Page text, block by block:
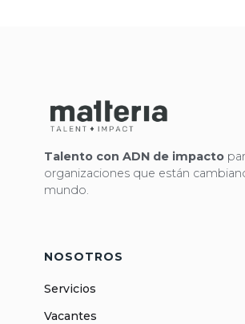
Talento con ADN de impacto
organizaciones que están
mundo.
NOSOTROS
Servicios
Vacantes